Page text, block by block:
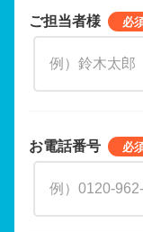
ご担当者様
お電話番号